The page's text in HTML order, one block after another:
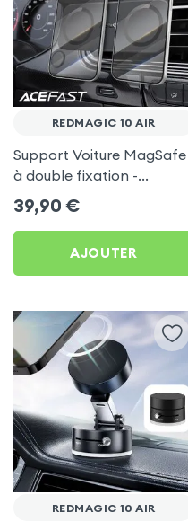
REDMAGIC 10 AIR
Support Voiture MagSafe
à double fixation -
Acefast pour RedMagic
10 Air
39,90 €
AJOUTER
REDMAGIC 10 AIR